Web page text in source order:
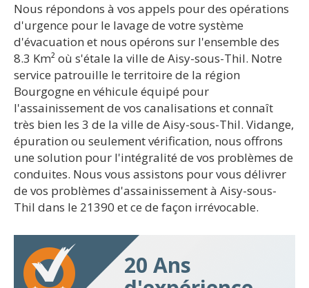
Nous répondons à vos appels pour des opérations
d'urgence pour le lavage de votre système
d'évacuation et nous opérons sur l'ensemble des
8.3 Km² où s'étale la ville de Aisy-sous-Thil. Notre
service patrouille le territoire de la région
Bourgogne en véhicule équipé pour
l'assainissement de vos canalisations et connaît
très bien les 3 de la ville de Aisy-sous-Thil. Vidange,
épuration ou seulement vérification, nous offrons
une solution pour l'intégralité de vos problèmes de
conduites. Nous vous assistons pour vous délivrer
de vos problèmes d'assainissement à Aisy-sous-
Thil dans le 21390 et ce de façon irrévocable.
20 Ans